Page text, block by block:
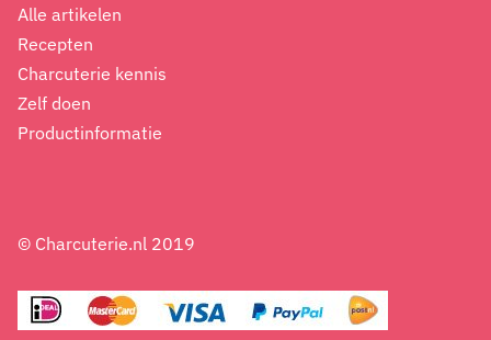
Alle artikelen
Recepten
Charcuterie kennis
Zelf doen
Productinformatie
© Charcuterie.nl 2019